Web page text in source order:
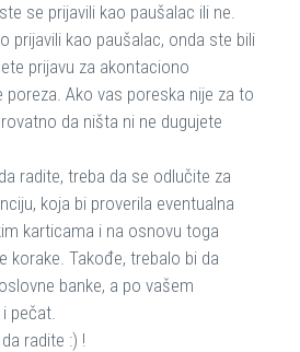
se prijavili kao paušalac ili ne.
prijavili kao paušalac, onda ste bili
prijavu za akontaciono
Ako vas poreska nije za to
da ništa ni ne dugujete
radite, treba da se odlučite za
koja bi proverila eventualna
karticama i na osnovu toga
korake. Takođe, trebalo bi da
banke, a po vašem
pečat.
radite :) !